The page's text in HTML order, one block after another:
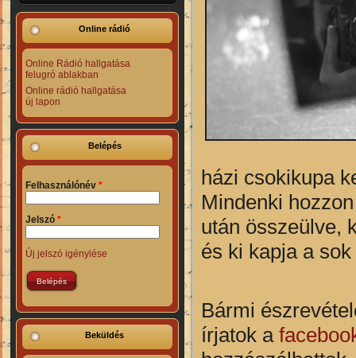
Online rádió
Online Rádió hallgatása
felugró ablakban
Online rádió hallgatása
új lapon
Belépés
Felhasználónév *
Jelszó *
Új jelszó igénylése
Beküldés
házi csokikupa
Mindenki
után összeülve,
és ki kapja a
Bármi
írjatok a